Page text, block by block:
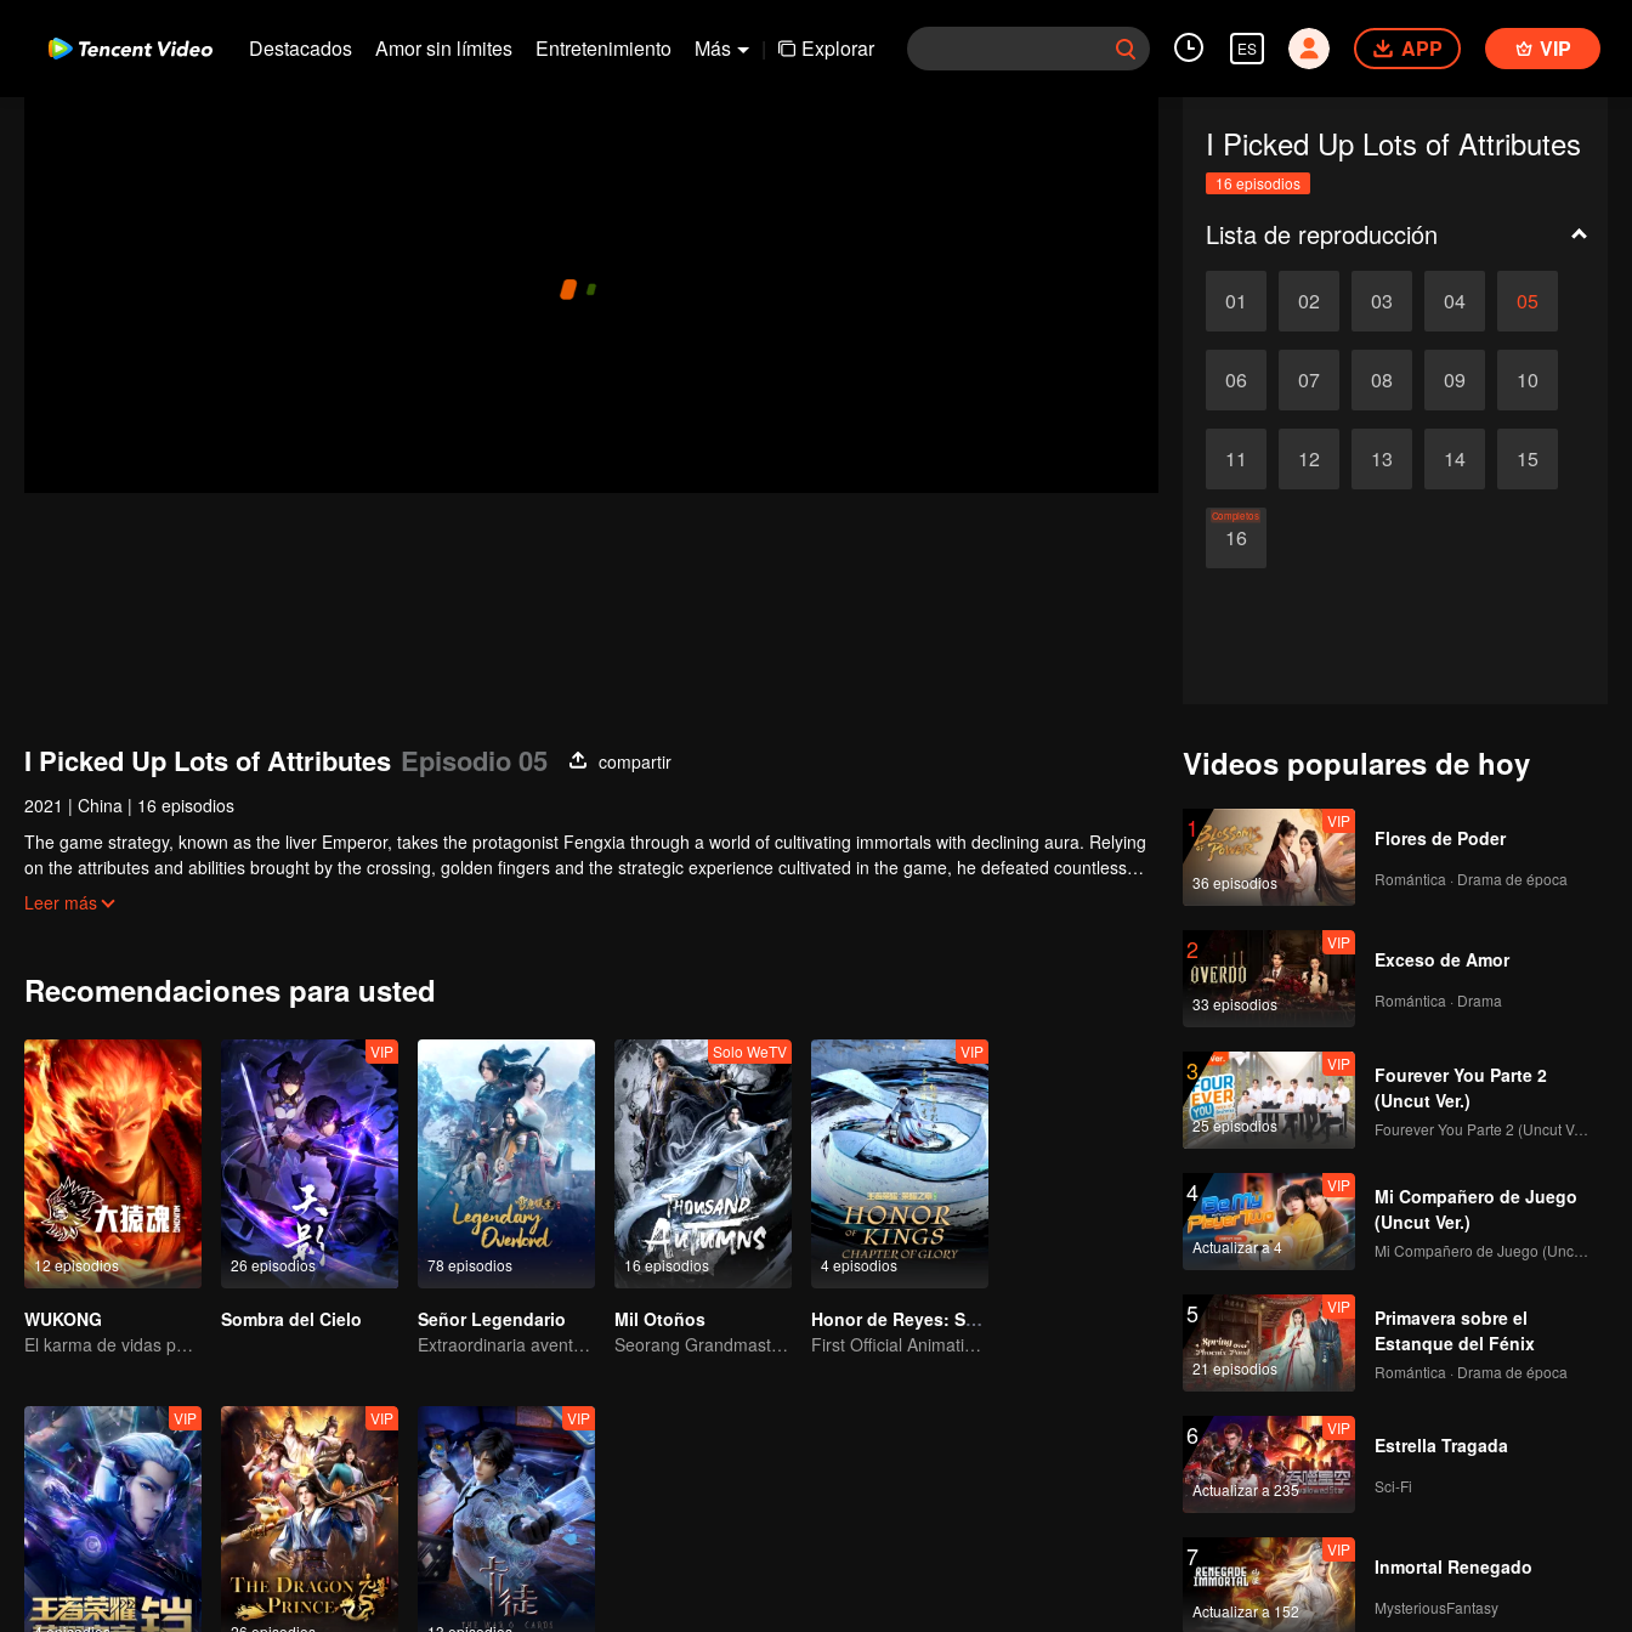
Destacados Amor sin límites Entretenimiento Más | Explorar ES APP VIP
I Picked Up Lots of Attributes
16 episodios
Lista de reproducción
01 02 03 04 05
06 07 08 09 10
11 12 13 14 15
16
Completos
I Picked Up Lots of Attributes Episodio 05
compartir
2021 | China | 16 episodios
The game strategy, known as the liver Emperor, takes the protagonist Fengxia through a world of cultivating immortals with declining aura. Relying
on the attributes and abilities brought by the crossing, golden fingers and the strategic experience cultivated in the game, he defeated countless
powerful enemies along the way and gained countless skills. He first solved the internal and external troubles of Qianqiu Valley and defeated the
Leer más
Recomendaciones para usted
12 episodios
WUKONG
El karma de vidas pasadas está destinado a destrozar los cielos.
26 episodios
VIP
Sombra del Cielo
78 episodios
Señor Legendario
Extraordinaria aventura, una adolescente renacida de la adversidad.
16 episodios
Solo WeTV
Mil Otoños
Seorang Grandmaster Berlatih Seni Bela Diri di Dunia Manusia
4 episodios
VIP
Honor de Reyes: Sueño Eterno
First Official Animation of Honor of Kings
VIP VIP VIP
Videos populares de hoy
1
36 episodios
VIP
Flores de Poder
Romántica · Drama de época
2
33 episodios
VIP
Exceso de Amor
Romántica · Drama
3
25 episodios
VIP
Fourever You Parte 2
(Uncut Ver.)
Fourever You Parte 2 (Uncut Ver.)
4
Actualizar a 4
VIP
Mi Compañero de Juego
(Uncut Ver.)
Mi Compañero de Juego (Uncut Ver.)
5
21 episodios
VIP
Primavera sobre el
Estanque del Fénix
Romántica · Drama de época
6
Actualizar a 235
VIP
Estrella Tragada
Sci-Fi
7
Actualizar a 152
VIP
Inmortal Renegado
MysteriousFantasy